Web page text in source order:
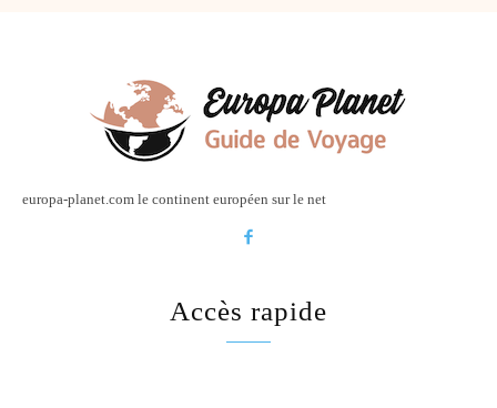
europa-planet.com le continent européen sur le net
Accès rapide